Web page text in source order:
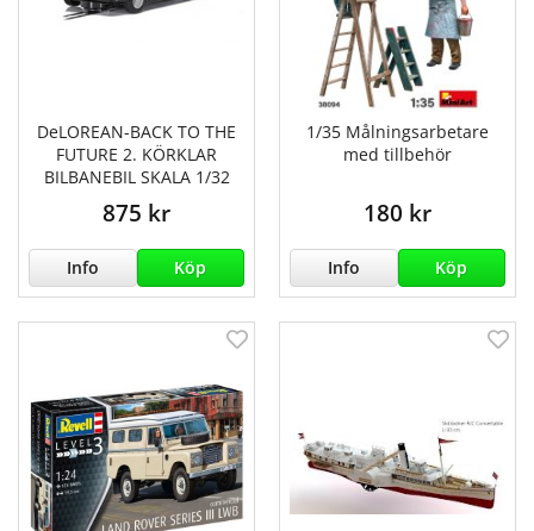
DeLOREAN-BACK TO THE
FUTURE 2. KÖRKLAR
BILBANEBIL SKALA 1/32
875 kr
Info Köp
1/35 Målningsarbetare
med tillbehör
180 kr
Info Köp